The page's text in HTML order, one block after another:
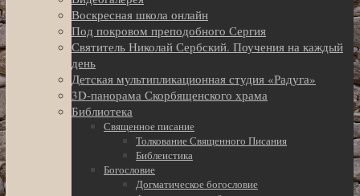
Воскресная школа онлайн
Под покровом преподобного Сергия
Святитель Николай Сербский. Поучения на каждый
день
Детская мультипликационная студия «Радуга»
3D-панорама Скорбященского храма
Библиотека
Священное писание
Толкование Священного Писания
Библеистика
Богословие
Догматическое богословие